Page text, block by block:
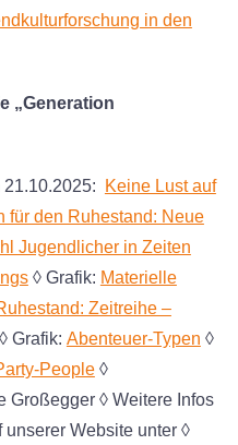
in den
„Generation
Keine Lust auf
für den Ruhestand: Neue
Jugendlicher in Zeiten
◊ Grafik: Materielle
Zeitreihe –
Grafik: Abenteuer-Typen ◊
People◊
Großegger ◊ Weitere Infos
Website unter ◊